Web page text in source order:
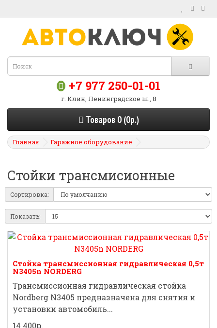
+7 977 250-01-01
г. Клин, Ленинградское ш., 8
Товаров 0 (0р.)
Главная Гаражное оборудование
Стойки трансмисионные
Сортировка:
Показать:
Стойка трансмиссионная гидравлическая 0,5т
N3405n NORDERG
Трансмиссионная гидравлическая cтойка
Nordberg N3405 предназначена для снятия и
установки автомобиль...
14 400р.